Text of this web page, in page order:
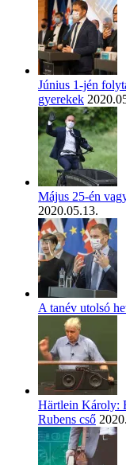
Június 1-jén
gyerekek
Május 25-én
2020.05.13.
A tanév utolsó
Härtlein Károly:
Rubens cső